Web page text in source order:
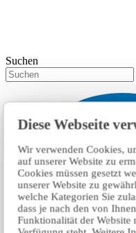
Diese Webseite
Wir verwenden Cookies,
auf unserer Website zu
Cookies müssen gesetzt
unserer Website zu
welche Kategorien Sie
dass je nach den von
Funktionalität der
Suchen